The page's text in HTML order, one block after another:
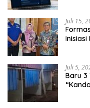
Juli 15,
Juli 5,
Baru 3